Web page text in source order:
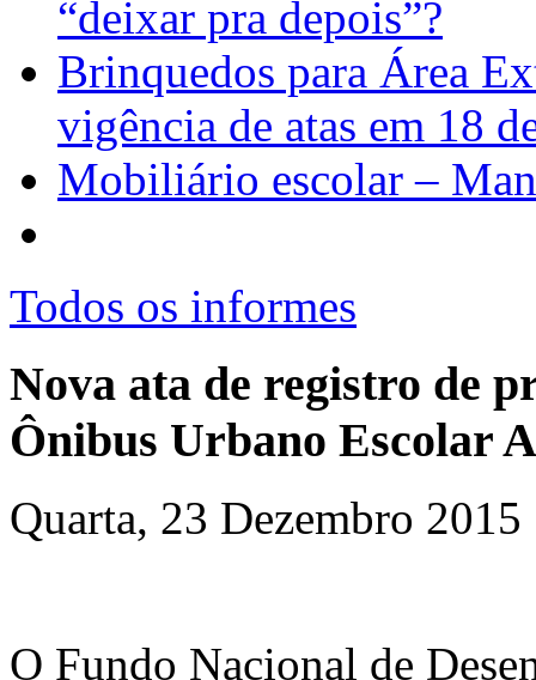
“deixar pra depois”?
Brinquedos para Área
vigência de atas em 18
Mobiliário escolar –
Todos os informes
Nova ata de registro de
Ônibus Urbano Escolar
Quarta, 23 Dezembro 2015
O Fundo Nacional de